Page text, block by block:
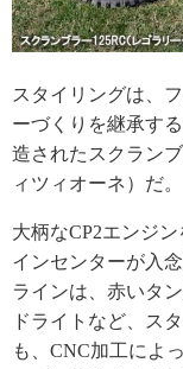
スタイリングは、
ーづくりを継承す
造されたスクラン
ィツィオーネ）だ。
大柄なCP2エンジ
インセンターが入
ラインは、赤いタ
ドライトなど、ス
も、CNC加工によ